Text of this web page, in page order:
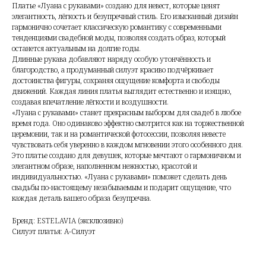
Платье «Луана с рукавами» создано для невест, которые ценят
элегантность, лёгкость и безупречный стиль. Его изысканный дизайн
гармонично сочетает классическую романтику с современными
тенденциями свадебной моды, позволяя создать образ, который
останется актуальным на долгие годы.
Длинные рукава добавляют наряду особую утончённость и
благородство, а продуманный силуэт красиво подчёркивает
достоинства фигуры, сохраняя ощущение комфорта и свободы
движений. Каждая линия платья выглядит естественно и изящно,
создавая впечатление лёгкости и воздушности.
«Луана с рукавами» станет прекрасным выбором для свадеб в любое
время года. Оно одинаково эффектно смотрится как на торжественной
церемонии, так и на романтической фотосессии, позволяя невесте
чувствовать себя уверенно в каждом мгновении этого особенного дня.
Это платье создано для девушек, которые мечтают о гармоничном и
элегантном образе, наполненном нежностью, красотой и
индивидуальностью. «Луана с рукавами» поможет сделать день
свадьбы по-настоящему незабываемым и подарит ощущение, что
каждая деталь вашего образа безупречна.
Бренд: ESTELAVIA (эксклюзивно)
Силуэт платья: А-Силуэт